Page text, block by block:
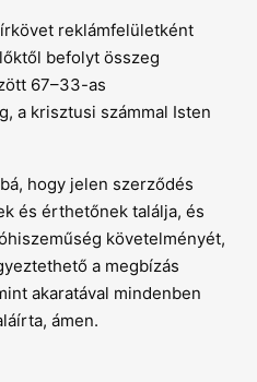
reklámfelületként
befolyt összeg
67–33-as
a krisztusi számmal Isten
hogy jelen szerződés
és érthetőnek találja, és
követelményét,
a megbízás
akaratával mindenben
ámen.